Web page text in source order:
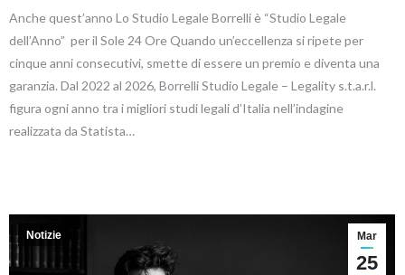
Anche quest’anno Lo Studio Legale Borrelli è “Studio Legale
dell’Anno” per il Sole 24 Ore Quando un’eccellenza si ripete per
cinque anni consecutivi, smette di essere un premio e diventa una
garanzia. Dal 2022 al 2026, Borrelli Studio Legale – Legality s.t.a.r.l.
figura ogni anno tra i migliori studi legali d’Italia nell’indagine
realizzata da Statista…
Mar
25
Notizie